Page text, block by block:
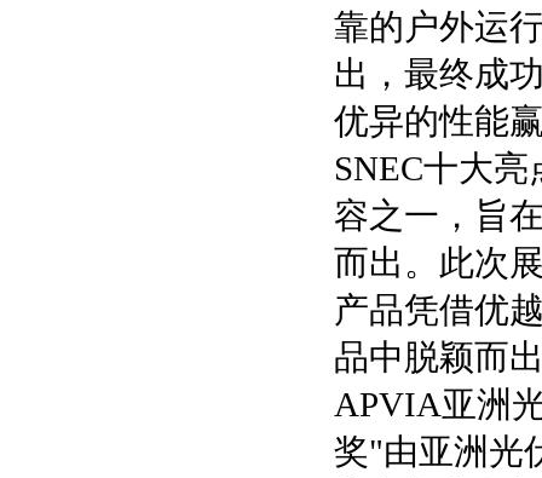
靠的户外运
出，最终成
优异的性能
SNEC十大
容之一，旨
而出。此次
产品凭借优
品中脱颖而
APVIA亚洲
奖"由亚洲光